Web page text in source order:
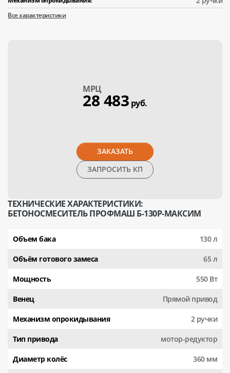
Все характеристики
МPЦ
28 483 руб.
ЗАКАЗАТЬ
ЗАПРОСИТЬ КП
ТЕХНИЧЕСКИЕ ХАРАКТЕРИСТИКИ:
БЕТОНОСМЕСИТЕЛЬ ПРОФМАШ Б-130Р-МАКСИМ
Объем бака 130 л
Объём готового замеса 65 л
Мощность 550 Вт
Венец Прямой привод
Механизм опрокидывания 2 ручки
Тип привода мотор-редуктор
Диаметр колёс 360 мм